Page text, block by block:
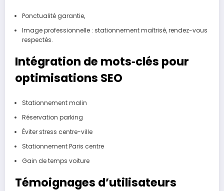
Ponctualité garantie,
Image professionnelle : stationnement maîtrisé, rendez-vous
respectés.
Intégration de mots‑clés pour
optimisations SEO
Stationnement malin
Réservation parking
Éviter stress centre-ville
Stationnement Paris centre
Gain de temps voiture
Témoignages d’utilisateurs